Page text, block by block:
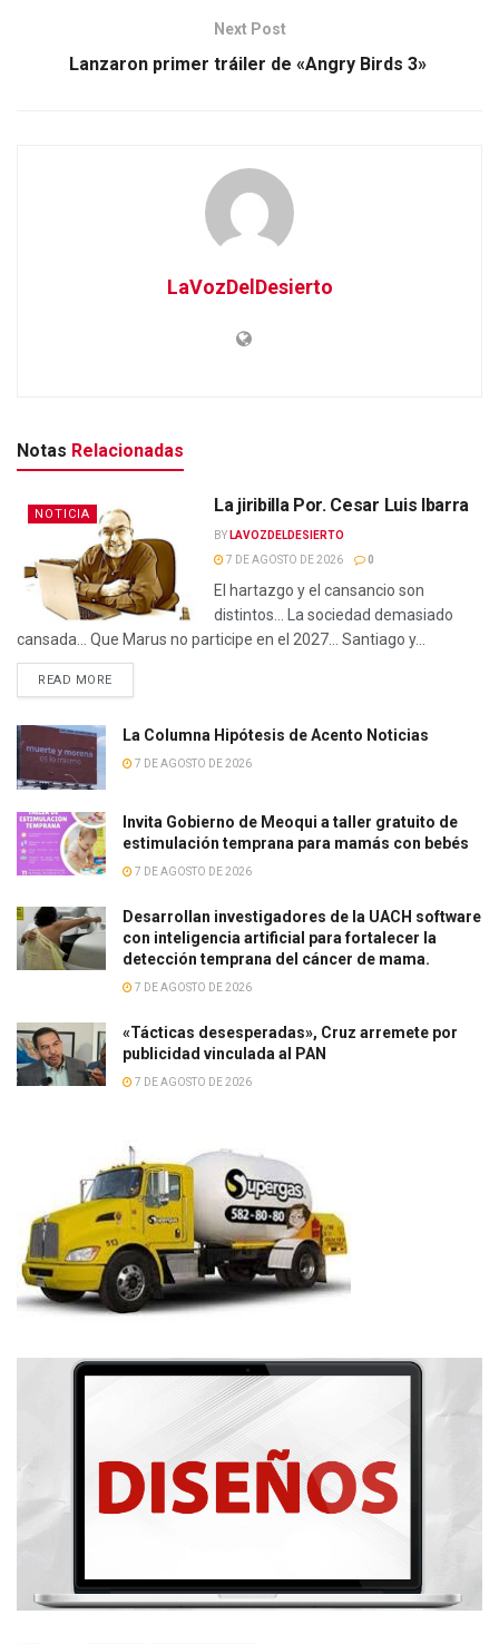
Next Post
Lanzaron primer tráiler de «Angry Birds 3»
LaVozDelDesierto
Notas Relacionadas
NOTICIA La jiribilla Por. Cesar Luis Ibarra
BY LAVOZDELDESIERTO
7 DE AGOSTO DE 2026
0
El hartazgo y el cansancio son
distintos… La sociedad demasiado
cansada… Que Marus no participe en el 2027… Santiago y...
READ MORE
La Columna Hipótesis de Acento Noticias
7 DE AGOSTO DE 2026
Invita Gobierno de Meoqui a taller gratuito de
estimulación temprana para mamás con bebés
7 DE AGOSTO DE 2026
Desarrollan investigadores de la UACH software
con inteligencia artificial para fortalecer la
detección temprana del cáncer de mama.
7 DE AGOSTO DE 2026
«Tácticas desesperadas», Cruz arremete por
publicidad vinculada al PAN
7 DE AGOSTO DE 2026